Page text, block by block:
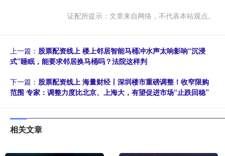
证配所提示：文章来自网络，不代表本站观点。
上一篇： 股票配资线上 楼上邻居智能马桶冲水声太响影响“沉浸
式”睡眠，能要求邻居换马桶吗？法院这样判
下一篇： 股票配资线上 海量财经丨深圳楼市重磅调整！收窄限购
范围 专家：调整力度比北京、上海大，有望促进市场“止跌回稳”
相关文章